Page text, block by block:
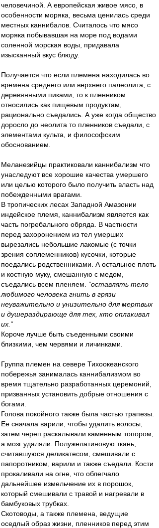
человечиной. А европейская живое мясо, в
особенности моряка, весьма ценилась среди
местных каннибалов. Считалось что мясо
моряка побывавшая на море под водами
соленной морская воды, придавала
изысканный вкус блюду.
Получается что если племена находилась во
времена среднего или верхнего палеолита, с
деревянными пиками, то к пленником
относились как пищевым продуктам,
рационально съедались. А уже когда общество
доросло до неолита то пленников съедали, с
элементами культа, и философским
обоснованием.
Меланезийцы практиковали каннибализм что
унаследуют все хорошие качества умершего
или целью которого было получить власть над
побежденными врагами.
В тропических лесах Западной Амазонии
индейское племя, каннибализм является как
часть погребального обряда. В частности
перед захоронением из тел умерших
вырезались небольшие лакомые (с точки
зрения соплеменников) кусочки, которые
поедались родственниками. А остальное плоть
и костную муку, смешанную с медом,
съедались всем пленяем. “оставлять тело
любимого человека гнить в грязи
неуважительно и унизительно для мертвых
и душераздирающе для тех, кто оплакивал
их.”
Короче лучше быть съеденными своими
близкими, чем червями и личинками.
Группа племен на севере Тихоокеанского
побережья занималась каннибализмом во
время тщательно разработанных церемоний,
призванных установить добрые отношения с
богами.
Голова покойного также была частью трапезы.
Ее сначала варили, чтобы удалить волосы,
затем череп раскалывали каменным топором,
а мозг удаляли. Полужелатиновую ткань,
считавшуюся деликатесом, смешивали с
папоротником, варили и также съедали. Кости
прокаливали на огне, что облегчало
дальнейшее измельчение их в порошок,
который смешивали с травой и нагревали в
бамбуковых трубках.
Скотоводы, а также племена, ведущие
оседлый образ жизни, пленников перед этим